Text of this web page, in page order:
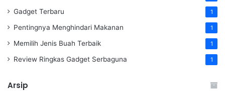
Gadget Terbaru 1
Pentingnya Menghindari Makanan 1
Memilih Jenis Buah Terbaik 1
Review Ringkas Gadget Serbaguna 1
Arsip